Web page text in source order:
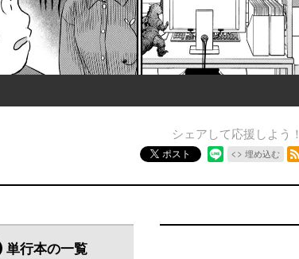
シェアして応援しよう！
ポスト 埋め込む
単行本の一覧